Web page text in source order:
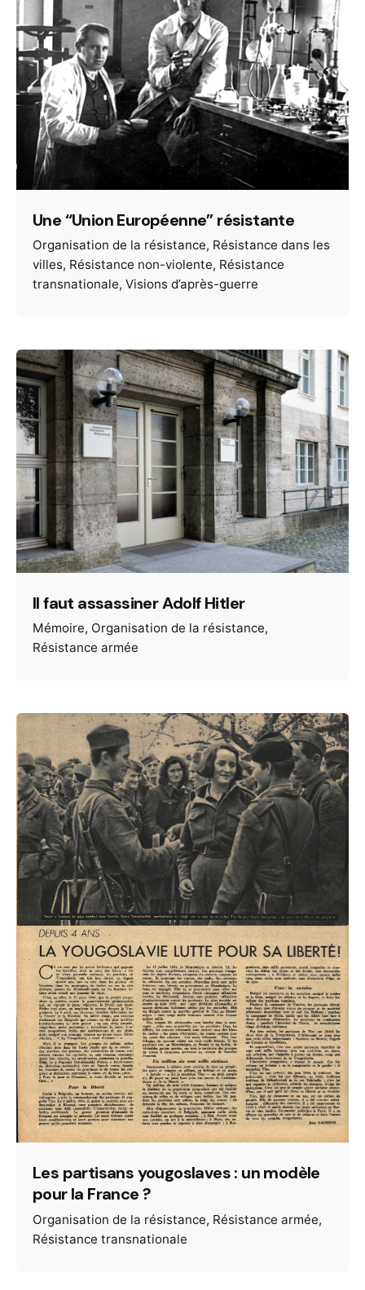
Une “Union Européenne” résistante
Organisation de la résistance Résistance dans les
villes Résistance non-violente Résistance
transnationale Visions d’après-guerre
Il faut assassiner Adolf Hitler
Mémoire Organisation de la résistance
Résistance armée
Les partisans yougoslaves : un modèle
pour la France ?
Organisation de la résistance Résistance armée
Résistance transnationale